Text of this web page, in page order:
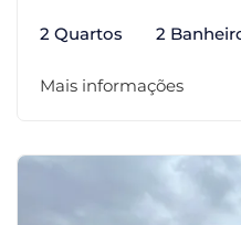
2 Quartos 2
Mais informações